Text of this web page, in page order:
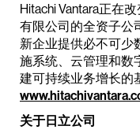
Hitachi Vantara正在
有限公司的全资子公
新企业提供必不可少
施系统、云管理和数
建可持续业务增长的
关于日立公司